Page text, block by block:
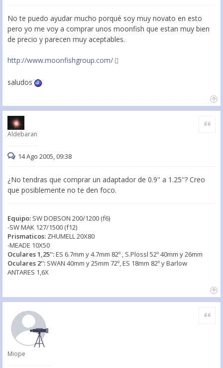
No te puedo ayudar mucho porqué soy muy novato en esto
pero yo me voy a comprar unos moonfish que estan muy bien
de precio y parecen muy aceptables.
http://www.moonfishgroup.com/
saludos
Aldebaran
Citar
14 Ago 2005, 09:38
¿No tendras que comprar un adaptador de 0.9'' a 1.25''? Creo
que posiblemente no te den foco.
Equipo: SW DOBSON 200/1200 (f6)
-SW MAK 127/1500 (f12)
Prismaticos: ZHUMELL 20X80
-MEADE 10X50
Oculares 1,25'':ES 6.7mm y 4.7mm 82º , S.Plossl 52º 40mm y 26mm
Oculares 2'': SWAN 40mm y 25mm 72º, ES 18mm 82º y Barlow
ANTARES 1,6X
Miope
Citar